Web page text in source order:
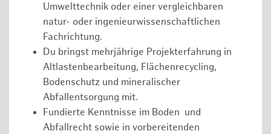
Umwelttechnik oder einer vergleichbaren
natur- oder ingenieurwissenschaftlichen
Fachrichtung.
Du bringst mehrjährige Projekterfahrung in
Altlastenbearbeitung, Flächenrecycling,
Bodenschutz und mineralischer
Abfallentsorgung mit.
Fundierte Kenntnisse im Boden und
Abfallrecht sowie in vorbereitenden